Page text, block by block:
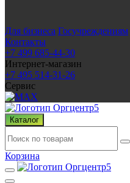
Для бизнеса Госучреждениям
Контакты
+7 499 685-44-30
Интернет-магазин
+7 495 514-31-26
Сервис
Каталог
Корзина